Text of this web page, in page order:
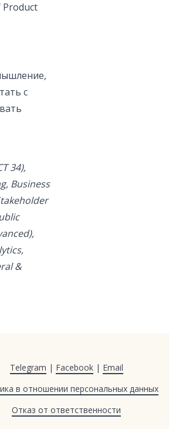
Product
с
34),
Business
&
Telegram | Facebook| Email
в отношении персональных данных
Отказ от ответственности